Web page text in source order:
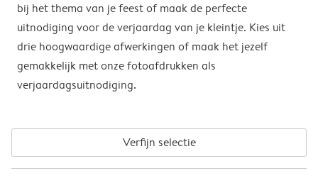
bij het thema van je feest of maak de perfecte
uitnodiging voor de verjaardag van je kleintje. Kies uit
drie hoogwaardige afwerkingen of maak het jezelf
gemakkelijk met onze fotoafdrukken als
verjaardagsuitnodiging.
Verfijn selectie